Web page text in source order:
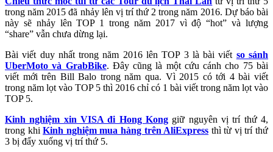
trong năm 2015 đã nhảy lên vị trí thứ 2 trong năm 2016. Dự báo bài
này sẽ nhảy lên TOP 1 trong năm 2017 vì độ “hot” và lượng
“share” vẫn chưa dừng lại.
Bài viết duy nhất trong năm 2016 lên TOP 3 là bài viết so sánh
UberMoto và GrabBike. Đây cũng là một cứu cánh cho 75 bài
viết mới trên Bill Balo trong năm qua. Vì 2015 có tới 4 bài viết
trong năm lọt vào TOP 5 thì 2016 chỉ có 1 bài viết trong năm lọt vào
TOP 5.
Kinh nghiệm xin VISA đi Hong Kong giữ nguyên vị trí thứ 4,
trong khiKinh nghiệm mua hàng trên AliExpress thì từ vị trí thứ
3 bị đẩy xuống vị trí thứ 5.